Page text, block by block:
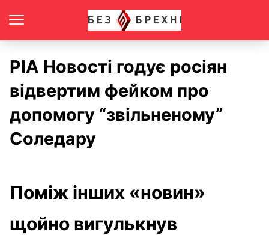
РІА Новості годує росіян
відвертим фейком про
допомогу “звільненому”
Соледару
Поміж інших «новин»
щойно вигулькнув